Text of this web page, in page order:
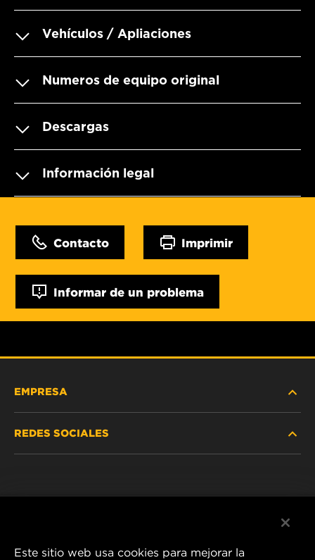
Vehículos / Apliaciones
Numeros de equipo original
Descargas
Información legal
Contacto Imprimir
Informar de un problema
EMPRESA
REDES SOCIALES
Este sitio web usa cookies para mejorar la